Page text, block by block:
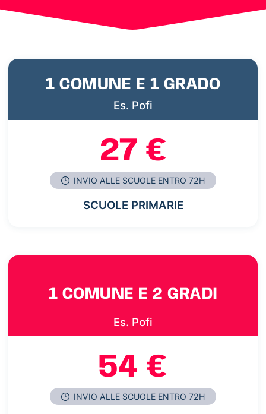
1 COMUNE E 1 GRADO
Es. Pofi
27 €
INVIO ALLE SCUOLE ENTRO 72H
SCUOLE PRIMARIE
1 COMUNE E 2 GRADI
Es. Pofi
54 €
INVIO ALLE SCUOLE ENTRO 72H